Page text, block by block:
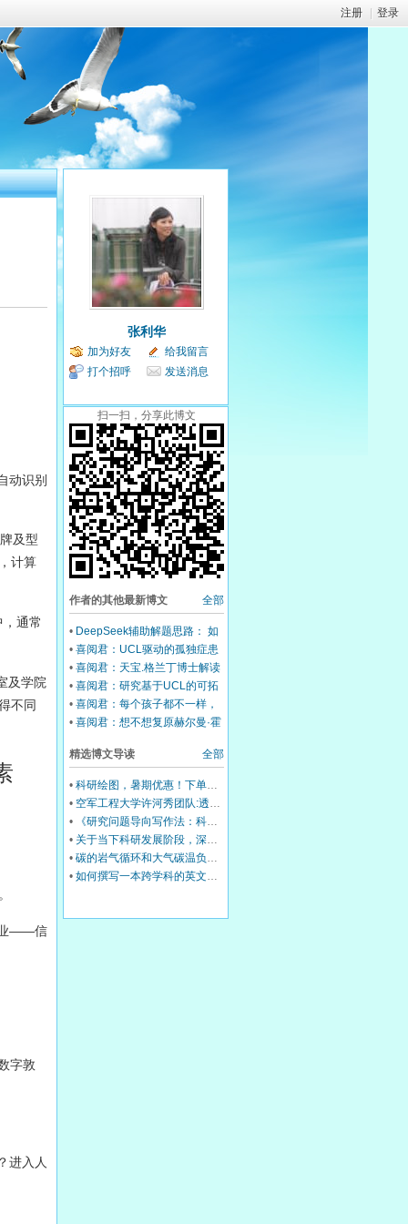
注册 登录
动识别
及型
计算
通常
及学院
不同
业——信
字敦
进入人
张利华
加为好友
给我留言
打个招呼
发送消息
扫一扫，分享此博文
全部
作者的其他最新博文
• DeepSeek辅助解题思路： 如
何将五个 “五指思维导图”灵活应
用于可拓数据挖掘（Extension
Data
• 喜阅君：UCL驱动的孤独症患
者日常行为数据跟踪与智能甄别
机制
• 喜阅君：天宝.格兰丁博士解读
孤独症/自闭症大脑
• 喜阅君：研究基于UCL的可拓
智能甄别系统的价值
• 喜阅君：每个孩子都不一样，
就算被诊断为孤独症或自闭症的
掘~
• 喜阅君：想不想复原赫尔曼·霍
利中的制表机？
全部
精选博文导读
• 科研绘图，暑期优惠！下单立减500元
• 空军工程大学许河秀团队:透明混沌编码超表面，解锁雷达-红外兼容隐身多尺度设计
•
《研究问题导向写作法：科研萌新首篇SCI/SSCI通关笔记》前言
• 关于当下科研发展阶段，深耕学术交流内生价值的相关建议
• 碳的岩气循环和大气碳温负反馈调节机制
• 如何撰写一本跨学科的英文国际学术专著